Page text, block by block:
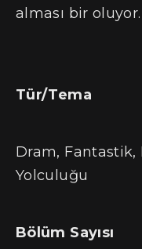
alması bir oluyor.
Tür/Tema
Dram, Fantastik,
Yolculuğu
Bölüm Sayısı